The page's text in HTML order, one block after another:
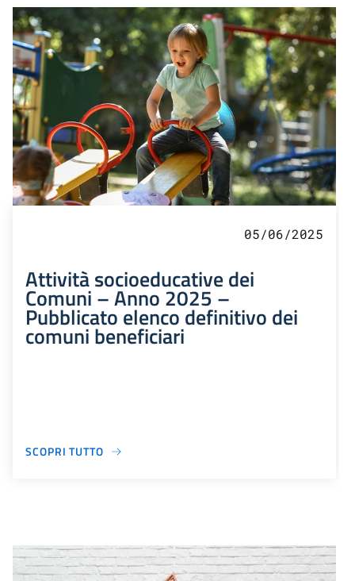
05/06/2025
Attività socioeducative dei
Comuni – Anno 2025 –
Pubblicato elenco definitivo dei
comuni beneficiari
SCOPRI TUTTO